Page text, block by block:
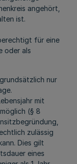
angehört,
ist.
für eine
oder als
nur
mit
(§ 8
zulässig
Dies gilt
eines